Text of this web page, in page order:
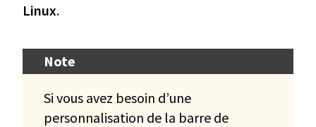
Linux.
Si vous avez besoin d’une
personnalisation de la barre de